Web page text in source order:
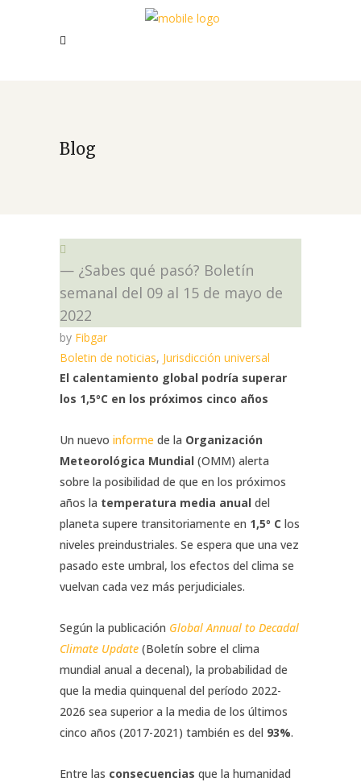
Blog
— ¿Sabes qué pasó? Boletín
semanal del 09 al 15 de mayo de
2022
by Fibgar
Boletin de noticias, Jurisdicción universal
El calentamiento global podría superar
los 1,5ºC en los próximos cinco años
Un nuevo informe de la Organización
Meteorológica Mundial (OMM) alerta
sobre la posibilidad de que en los próximos
años la temperatura media anual del
planeta supere transitoriamente en 1,5º C los
niveles preindustriales. Se espera que una vez
pasado este umbral, los efectos del clima se
vuelvan cada vez más perjudiciales.
Según la publicación Global Annual to Decadal
Climate Update (Boletín sobre el clima
mundial anual a decenal), la probabilidad de
que la media quinquenal del período 2022-
2026 sea superior a la media de los últimos
cinco años (2017-2021) también es del 93%.
Entre las consecuencias que la humanidad